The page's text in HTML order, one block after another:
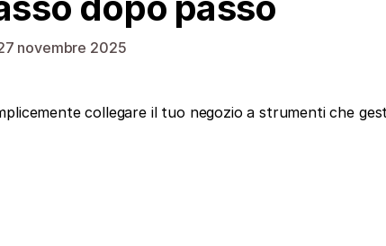
novembre 2025
collegare il tuo negozio a strumenti che